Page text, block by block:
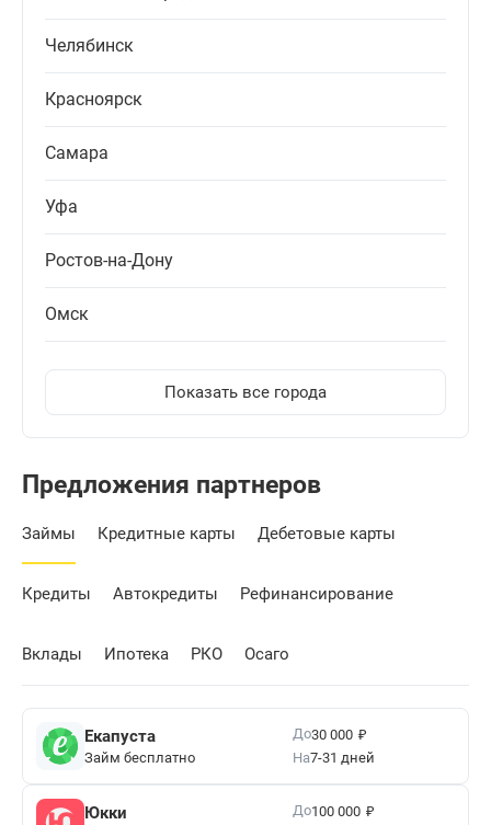
Челябинск
Красноярск
Самара
Уфа
Ростов-на-Дону
Омск
Показать все города
Предложения партнеров
Займы Кредитные карты Дебетовые карты
Кредиты Автокредиты Рефинансирование
Вклады Ипотека РКО Осаго
Екапуста
Займ бесплатно
До30 000 ₽
На7-31 дней
Юкки До100 000 ₽